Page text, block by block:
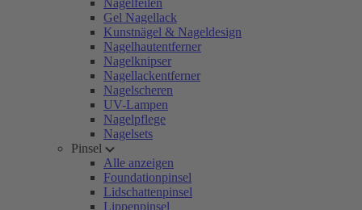
Nagelfeilen
Gel Nagellack
Kunstnägel & Nageldesign
Nagelhautentferner
Nagelknipser
Nagellackentferner
Nagelscheren
UV-Lampen
Nagelpflege
Nagelsets
Pinsel
Alle anzeigen
Foundationpinsel
Lidschattenpinsel
Lippenpinsel